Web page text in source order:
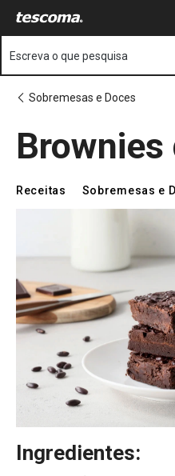
Saltar para o
Saltar
Saltar
Escreva o que pesquisa
Sobremesas e Doces
Receitas Sobremesas e
Ingredientes: